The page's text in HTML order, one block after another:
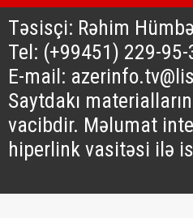
Təsisçi: Rəhim
Tel: (+99451) 229-
E-mail:
Saytdakı
vacibdir. Məlumat
hiperlink vasitəsi ilə